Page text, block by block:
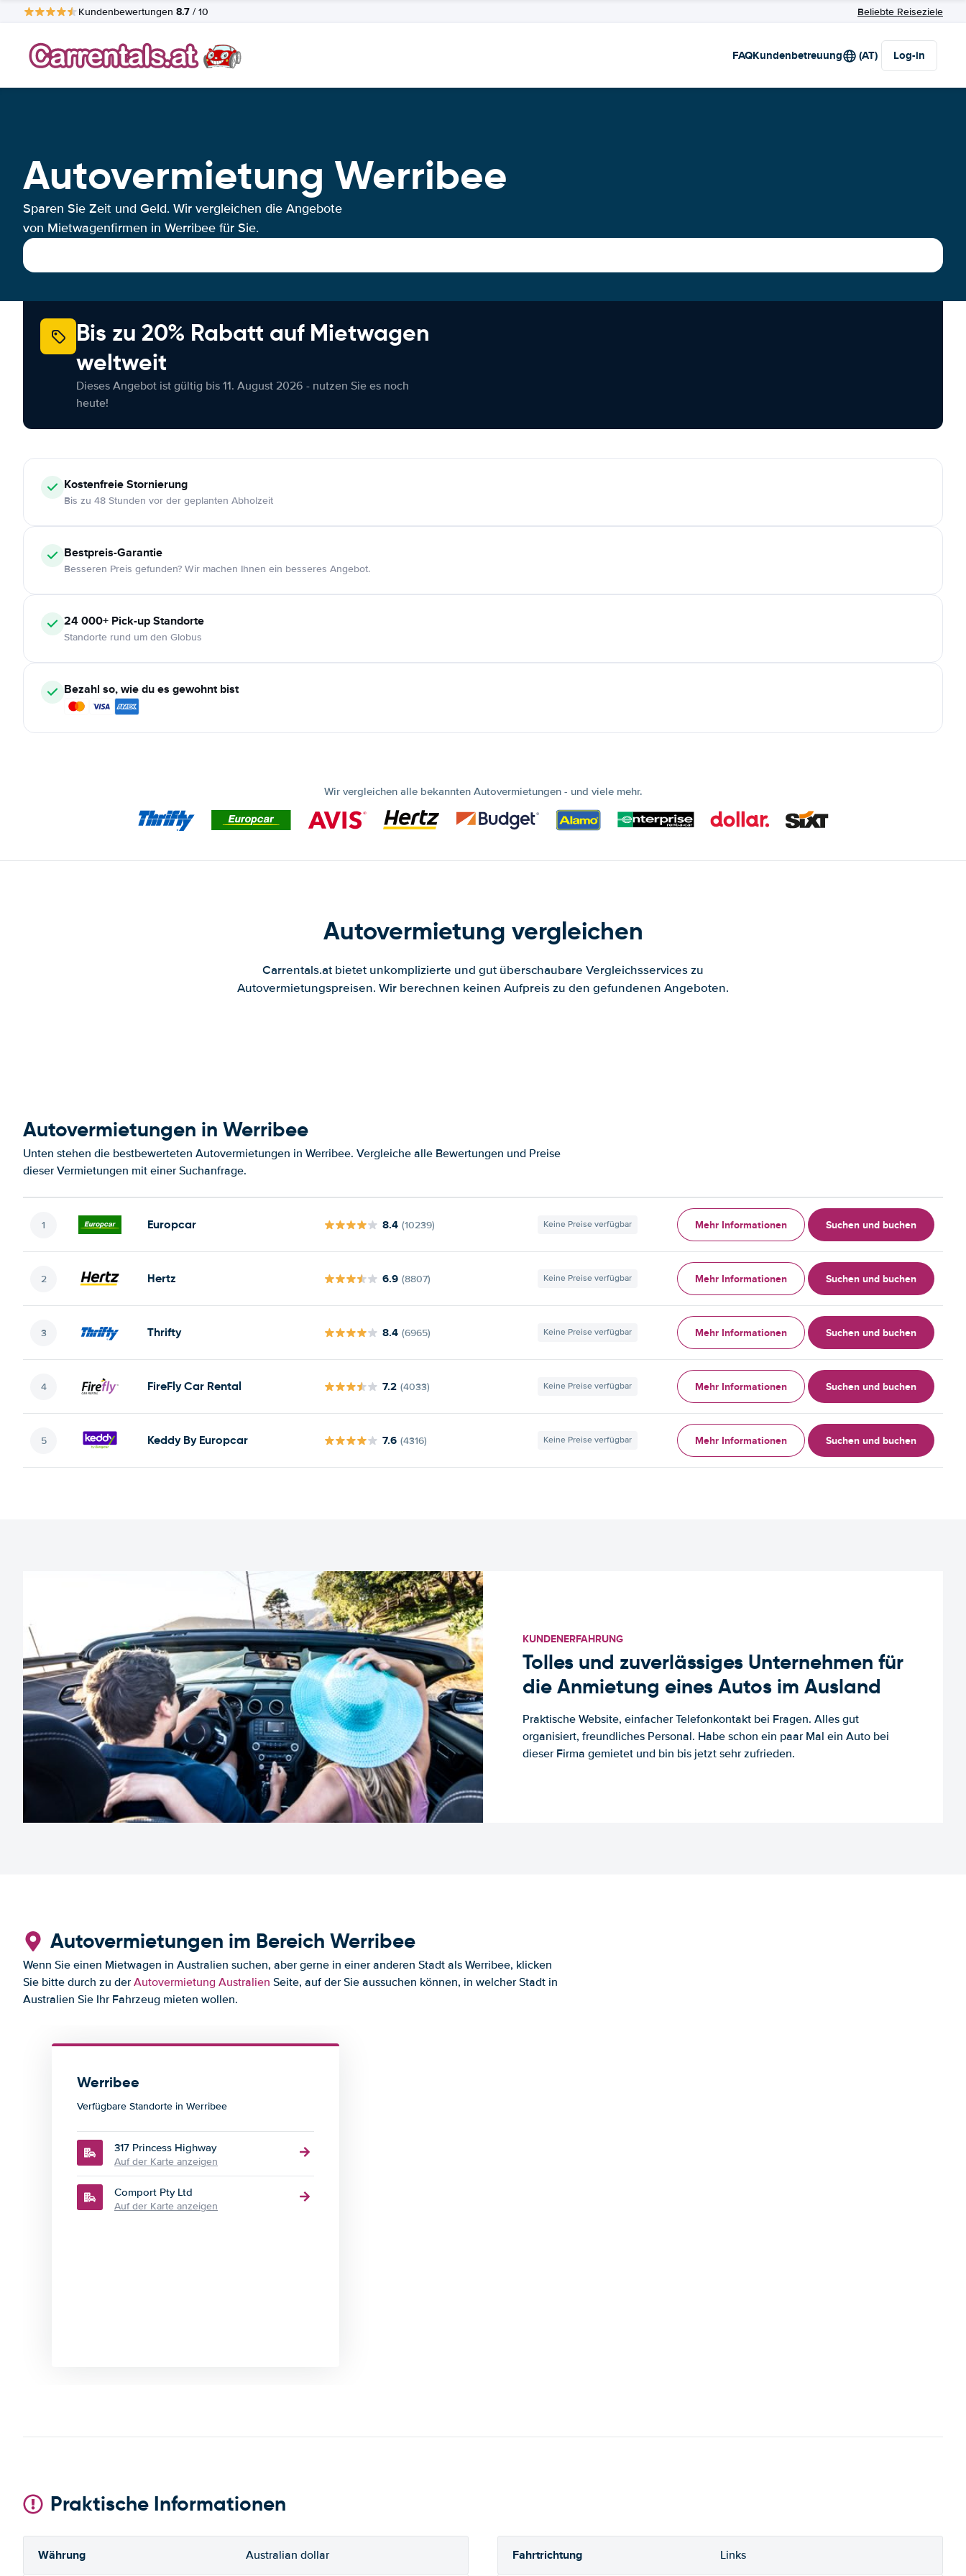
Kundenbewertungen 8.7 / 10 Beliebte Reiseziele
FAQKundenbetreuung (AT) Log-in
Autovermietung Werribee
Sparen Sie Zeit und Geld. Wir vergleichen die Angebote
von Mietwagenfirmen in Werribee für Sie.
Bis zu 20% Rabatt auf Mietwagen
weltweit
Dieses Angebot ist gültig bis 11. August 2026 - nutzen Sie es noch
heute!
KostenfreieStornierung
Bis zu 48 Stunden vor der geplanten Abholzeit
Bestpreis-Garantie
Besseren Preis gefunden? Wir machen Ihnen ein besseres Angebot.
24 000+ Pick-up Standorte
Standorte rund um den Globus
Bezahl so, wie du es gewohnt bist
Wir vergleichen alle bekannten Autovermietungen - und viele mehr.
Autovermietung vergleichen
Carrentals.at bietet unkomplizierte und gut überschaubare Vergleichsservices zu
Autovermietungspreisen. Wir berechnen keinen Aufpreis zu den gefundenen Angeboten.
Autovermietungen in Werribee
Unten stehen die bestbewerteten Autovermietungen in Werribee. Vergleiche alle Bewertungen und Preise
dieser Vermietungen mit einer Suchanfrage.
Europcar 8.4 (10239) Keine Preise verfügbar Mehr Informationen Suchen und buchen
Hertz 6.9 (8807) Keine Preise verfügbar Mehr Informationen Suchen und buchen
Thrifty 8.4 (6965) Keine Preise verfügbar Mehr Informationen Suchen und buchen
FireFly Car Rental 7.2 (4033) Keine Preise verfügbar Mehr Informationen Suchen und buchen
Keddy By Europcar 7.6 (4316) Keine Preise verfügbar Mehr Informationen Suchen und buchen
KUNDENERFAHRUNG
Tolles und zuverlässiges Unternehmen für
die Anmietung eines Autos im Ausland
Praktische Website, einfacher Telefonkontakt bei Fragen. Alles gut
organisiert, freundliches Personal. Habe schon ein paar Mal ein Auto bei
dieser Firma gemietet und bin bis jetzt sehr zufrieden.
Autovermietungen im Bereich Werribee
Wenn Sie einen Mietwagen in Australien suchen, aber gerne in einer anderen Stadt als Werribee, klicken
Sie bitte durch zu derAutovermietung Australien Seite, auf der Sie aussuchen können, in welcher Stadt in
Australien Sie Ihr Fahrzeug mieten wollen.
Werribee
Verfügbare Standorte in Werribee
317 Princess Highway
Auf der Karte anzeigen
Comport Pty Ltd
Auf der Karte anzeigen
Praktische Informationen
Währung Australian dollar Fahrtrichtung Links